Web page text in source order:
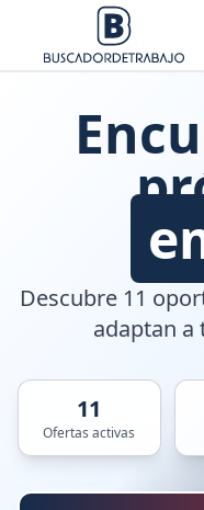
Descubre 11
adaptan
11
Ofertas activas